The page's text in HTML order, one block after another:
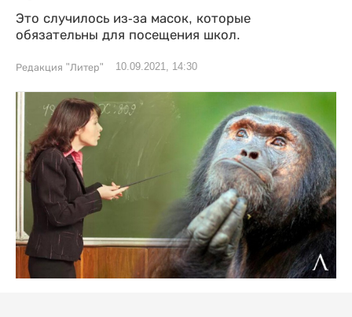
Это случилось из-за масок, которые
обязательны для посещения школ.
Редакция "Литер" 10.09.2021, 14:30